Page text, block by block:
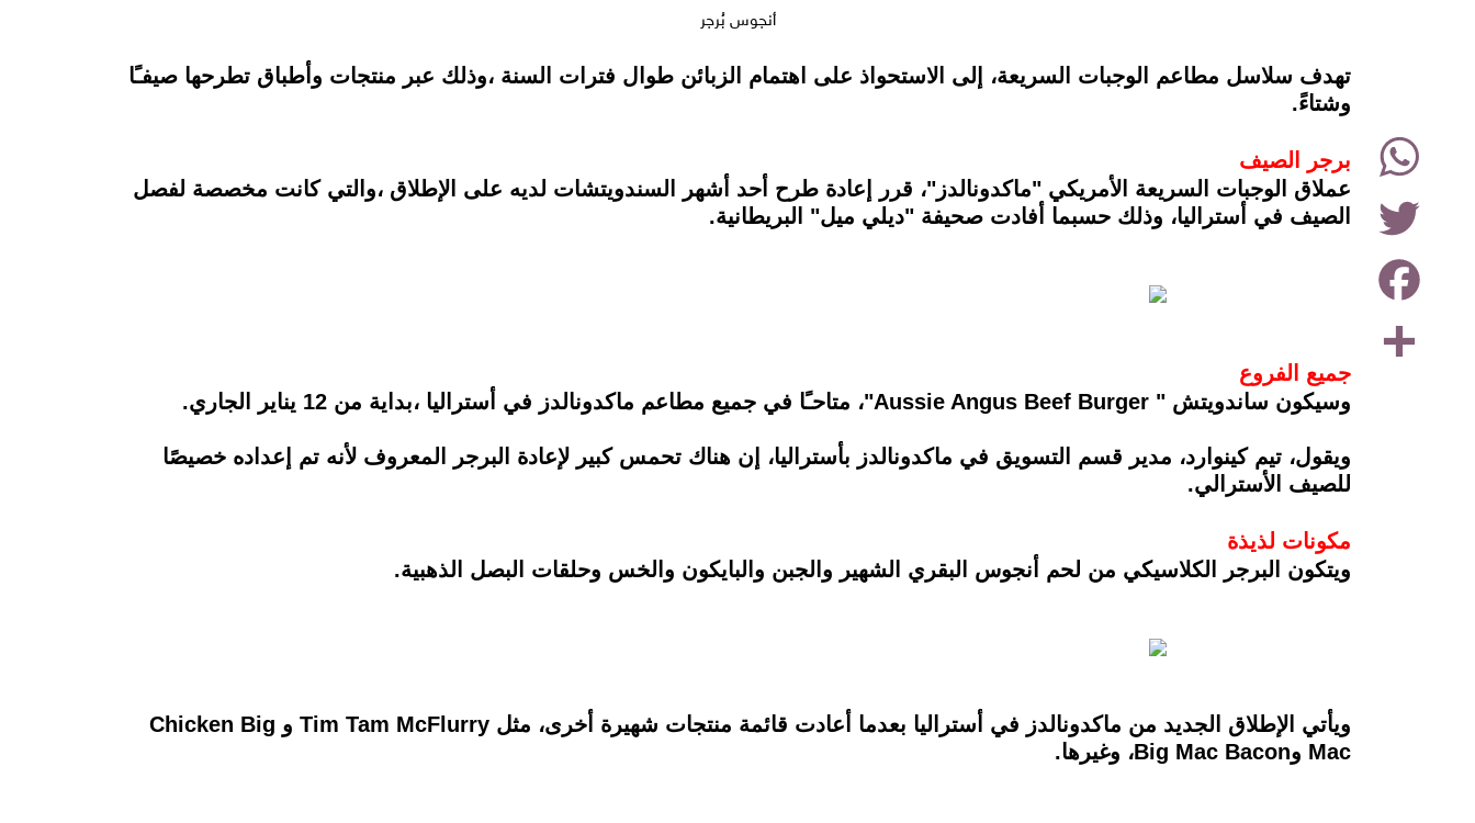
أنجوس بُرجر
Share
Facebook
Twitter
WhatsApp
instagramتهدف سلاسل مطاعم الوجبات السريعة، إلى الاستحواذ على اهتمام الزبائن طوال فترات السنة ،وذلك عبر منتجات وأطباق تطرحها صيفـًا
وشتاءً.
برجر الصيف
عملاق الوجبات السريعة الأمريكي "ماكدونالدز"، قرر إعادة طرح أحد أشهر السندويتشات لديه على الإطلاق ،والتي كانت مخصصة لفصل
الصيف في أستراليا، وذلك حسبما أفادت صحيفة "ديلي ميل" البريطانية.
جميع الفروع
وسيكون ساندويتش " Aussie Angus Beef Burger"، متاحـًا في جميع مطاعم ماكدونالدز في أستراليا ،بداية من 12 يناير الجاري.
ويقول، تيم كينوارد، مدير قسم التسويق في ماكدونالدز بأستراليا، إن هناك تحمس كبير لإعادة البرجر المعروف لأنه تم إعداده خصيصًا
للصيف الأسترالي.
مكونات لذيذة
ويتكون البرجر الكلاسيكي من لحم أنجوس البقري الشهير والجبن والبايكون والخس وحلقات البصل الذهبية.
ويأتي الإطلاق الجديد من ماكدونالدز في أستراليا بعدما أعادت قائمة منتجات شهيرة أخرى، مثل Tim Tam McFlurry و Chicken Big
Mac وBig Mac Bacon، وغيرها.